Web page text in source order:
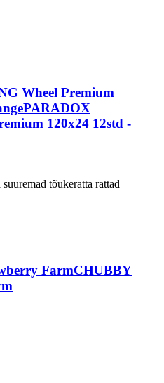
Wheel Premium
PARADOX
120x24 12std -
tõukeratta rattad
FarmCHUBBY